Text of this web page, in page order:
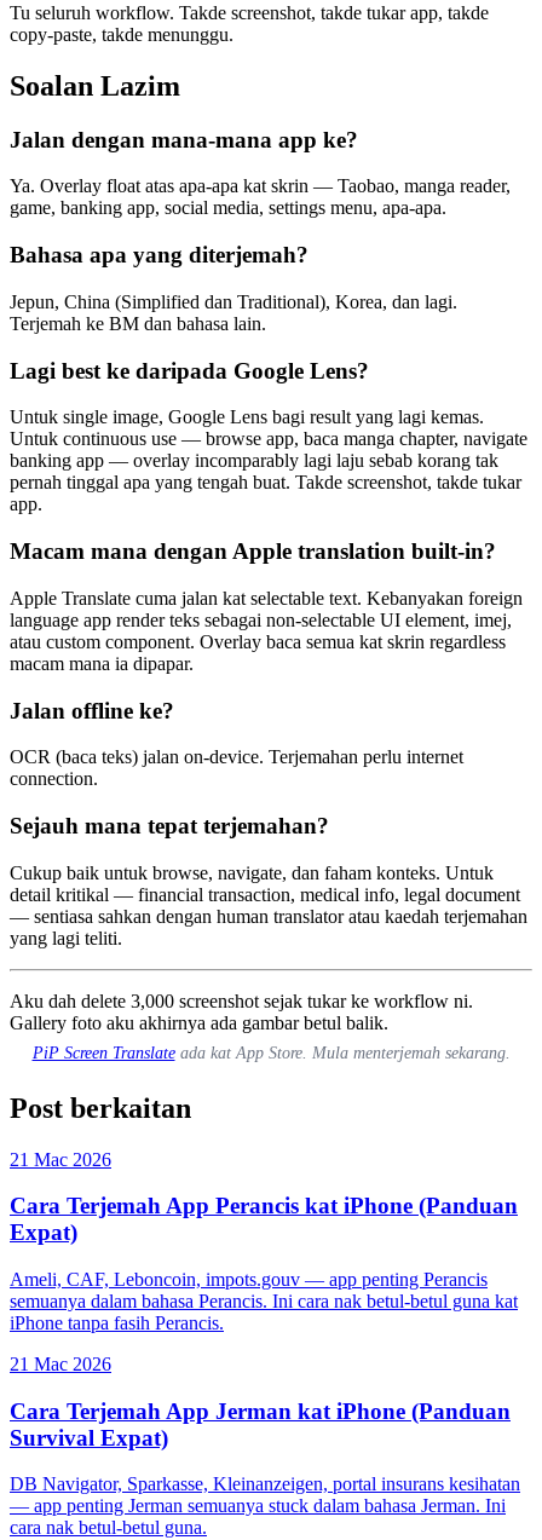
Tu seluruh workflow. Takde screenshot, takde tukar app, takde
copy-paste, takde menunggu.
Soalan Lazim
Jalan dengan mana-mana app ke?
Ya. Overlay float atas apa-apa kat skrin — Taobao, manga reader,
game, banking app, social media, settings menu, apa-apa.
Bahasa apa yang diterjemah?
Jepun, China (Simplified dan Traditional), Korea, dan lagi.
Terjemah ke BM dan bahasa lain.
Lagi best ke daripada Google Lens?
Untuk single image, Google Lens bagi result yang lagi kemas.
Untuk continuous use — browse app, baca manga chapter, navigate
banking app — overlay incomparably lagi laju sebab korang tak
pernah tinggal apa yang tengah buat. Takde screenshot, takde tukar
app.
Macam mana dengan Apple translation built-in?
Apple Translate cuma jalan kat selectable text. Kebanyakan foreign
language app render teks sebagai non-selectable UI element, imej,
atau custom component. Overlay baca semua kat skrin regardless
macam mana ia dipapar.
Jalan offline ke?
OCR (baca teks) jalan on-device. Terjemahan perlu internet
connection.
Sejauh mana tepat terjemahan?
Cukup baik untuk browse, navigate, dan faham konteks. Untuk
detail kritikal — financial transaction, medical info, legal document
— sentiasa sahkan dengan human translator atau kaedah terjemahan
yang lagi teliti.
Aku dah delete 3,000 screenshot sejak tukar ke workflow ni.
Gallery foto aku akhirnya ada gambar betul balik.
PiP Screen Translateada kat App Store. Mula menterjemah sekarang.
Post berkaitan
21 Mac 2026
Cara Terjemah App Perancis kat iPhone (Panduan
Expat)
Ameli, CAF, Leboncoin, impots.gouv — app penting Perancis
semuanya dalam bahasa Perancis. Ini cara nak betul-betul guna kat
iPhone tanpa fasih Perancis.
21 Mac 2026
Cara Terjemah App Jerman kat iPhone (Panduan
Survival Expat)
DB Navigator, Sparkasse, Kleinanzeigen, portal insurans kesihatan
— app penting Jerman semuanya stuck dalam bahasa Jerman. Ini
cara nak betul-betul guna.